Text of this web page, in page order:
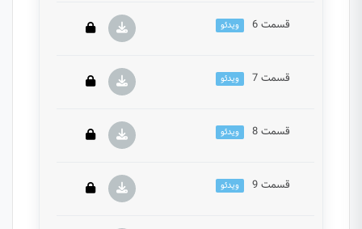
این بخش خصوصی می باشد. برای دسترسی کامل به
قسمت 6 ویدئو
این بخش خصوصی می باشد. برای دسترسی کامل به
قسمت 7 ویدئو
این بخش خصوصی می باشد. برای دسترسی کامل به
قسمت 8 ویدئو
این بخش خصوصی می باشد. برای دسترسی کامل به
قسمت 9 ویدئو